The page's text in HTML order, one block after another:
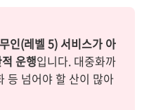
인(레벨 5) 서비스가 아
운행입니다. 대중화까
등 넘어야 할 산이 많아